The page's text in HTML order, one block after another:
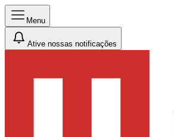
Menu
Ative nossas notificações